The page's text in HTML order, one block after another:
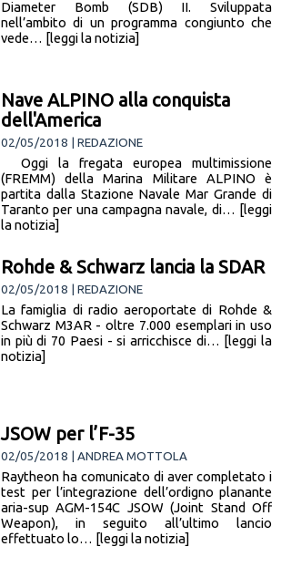
Diameter Bomb (SDB) II. Sviluppata
nell’ambito di un programma congiunto che
vede… [leggi la notizia]
Nave ALPINO alla conquista
dell'America
02/05/2018 | REDAZIONE
Oggi la fregata europea multimissione
(FREMM) della Marina Militare ALPINO è
partita dalla Stazione Navale Mar Grande di
Taranto per una campagna navale, di… [leggi
la notizia]
Rohde & Schwarz lancia la SDAR
02/05/2018 | REDAZIONE
La famiglia di radio aeroportate di Rohde &
Schwarz M3AR - oltre 7.000 esemplari in uso
in più di 70 Paesi - si arricchisce di… [leggi la
notizia]
JSOW per l’F-35
02/05/2018 | ANDREA MOTTOLA
Raytheon ha comunicato di aver completato i
test per l’integrazione dell’ordigno planante
aria-sup AGM-154C JSOW (Joint Stand Off
Weapon), in seguito all’ultimo lancio
effettuato lo… [leggi la notizia]